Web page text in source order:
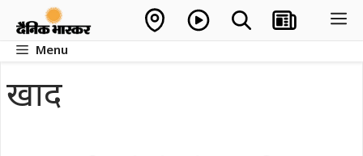
contentMenu
खाद